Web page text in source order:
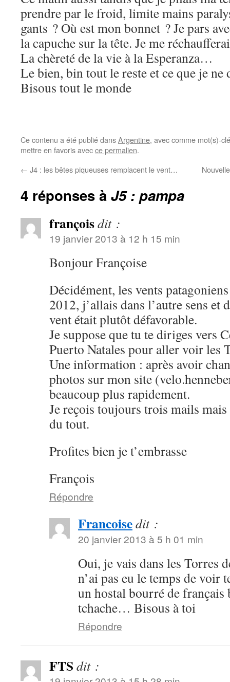
prendre par le froid, limite mains
gants ? Où est mon bonnet ? Je pars
la capuche sur la tête. Je me
La chèreté de la vie à la Esperanza…
Le bien, bin tout le reste et ce que je
Bisous tout le monde
Ce contenu a été publié dansArgentine, avec comme mot(s)-
mettre en favoris avecce permalien.
← J4 : les bêtes piqueuses remplacent le vent…
4 réponses à J5 : pampa
françoisdit :
19 janvier 2013 à 12 h 15 min
Bonjour Françoise
Décidément, les vents
2012, j’allais dans l’autre sens et
vent était plutôt défavorable.
Je suppose que tu te diriges vers
Puerto Natales pour aller voir les
Une information : après avoir
photos sur mon site
beaucoup plus rapidement.
Je reçois toujours trois mails mais
du tout.
Profites bien je t’embrasse
François
Répondre
Francoisedit :
20 janvier 2013 à 5 h 01 min
Oui, je vais dans les Torres
n’ai pas eu le temps de voir
un hostal bourré de français
tchache… Bisous à toi
Répondre
FTS dit :